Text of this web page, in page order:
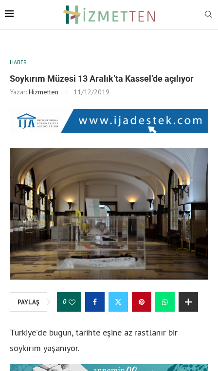
HABER
Soykırım Müzesi 13 Aralık’ta Kassel’de açılıyor
Yazar: Hizmetten 11/12/2019
PAYLAŞ 0
Türkiye’de bugün, tarihte eşine az rastlanır bir
soykırım yaşanıyor.